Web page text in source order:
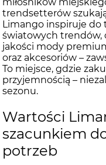
trendsetterów
Limango inspiruje do
światowych trendów,
jakości mody
oraz akcesoriów –
To miejsce, gdzie
przyjemnością –
sezonu.
Wartości
szacunkiem
potrzeb